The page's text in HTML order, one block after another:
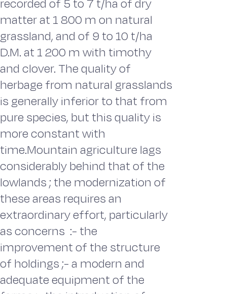
recorded of 5 to 7 t/ha of dry
matter at 1 800 m on natural
grassland, and of 9 to 10 t/ha
D.M. at 1 200 m with timothy
and clover. The quality of
herbage from natural grasslands
is generally inferior to that from
pure species, but this quality is
more constant with
time.Mountain agriculture lags
considerably behind that of the
lowlands ; the modernization of
these areas requires an
extraordinary effort, particularly
as concerns :- the
improvement of the structure
of holdings ;- a modern and
adequate equipment of the